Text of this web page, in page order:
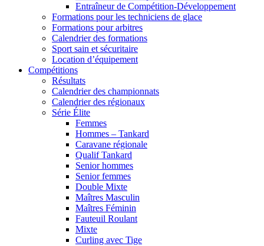
Entraîneur de Compétition-Développement
Formations pour les techniciens de glace
Formations pour arbitres
Calendrier des formations
Sport sain et sécuritaire
Location d’équipement
Compétitions
Résultats
Calendrier des championnats
Calendrier des régionaux
Série Élite
Femmes
Hommes – Tankard
Caravane régionale
Qualif Tankard
Senior hommes
Senior femmes
Double Mixte
Maîtres Masculin
Maîtres Féminin
Fauteuil Roulant
Mixte
Curling avec Tige